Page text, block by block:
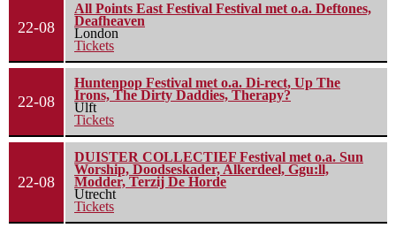
22-08
All Points East Festival Festival met o.a. Deftones,
Deafheaven
London
Tickets
22-08
Huntenpop Festival met o.a. Di-rect, Up The
Irons, The Dirty Daddies, Therapy?
Ulft
Tickets
22-08
DUISTER COLLECTIEF Festival met o.a. Sun
Worship, Doodseskader, Alkerdeel, Ggu:ll,
Modder, Terzij De Horde
Utrecht
Tickets